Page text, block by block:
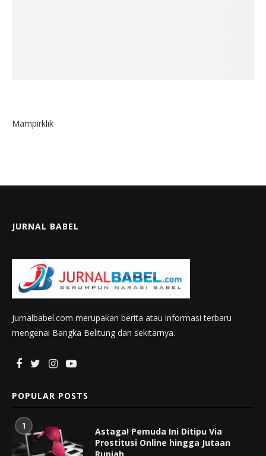
Mampirklik
JURNAL BABEL
Jurnalbabel.com merupakan berita atau informasi terbaru
mengenai Bangka Belitung dan sekitarnya.
POPULAR POSTS
1
Astaga! Pemuda Ini Ditipu Via
Prostitusi Online hingga Jutaan